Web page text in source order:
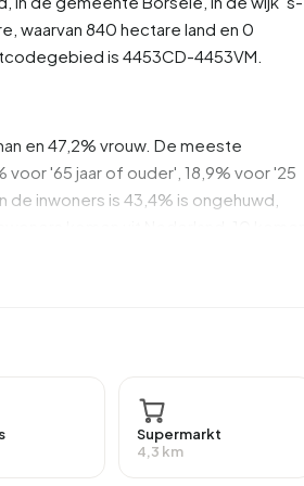
waarvan 840 hectare land en 0
is 4453CD-4453VM.
en 47,2% vrouw. De meeste
'65 jaar of ouder', 18,9% voor '25
de inwoners is 43,4% is ongehuwd,
gemiddelde inkomen per
gemiddelde van €35.800. Per
is dan het nationale gemiddelde
Supermarkt
4,3 km